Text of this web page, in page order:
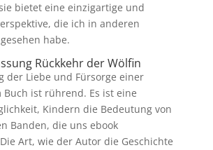
bietet eine einzigartige und
die ich in anderen
habe.
Rückkehr der Wölfin
der Liebe und Fürsorge einer
ist rührend. Es ist eine
Kindern die Bedeutung von
Banden, die uns ebook
Art, wie der Autor die Geschichte